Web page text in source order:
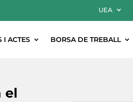
UEA
I ACTES BORSA DE TREBALL
el